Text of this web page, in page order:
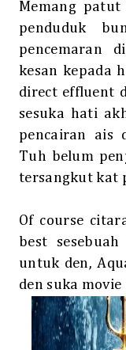
Memang
penduduk
pencemaran
kesan kepada
direct effluent
sesuka hati
pencairan ais
Tuh belum
tersangkut kat
Of course
best
untuk den,
den suka